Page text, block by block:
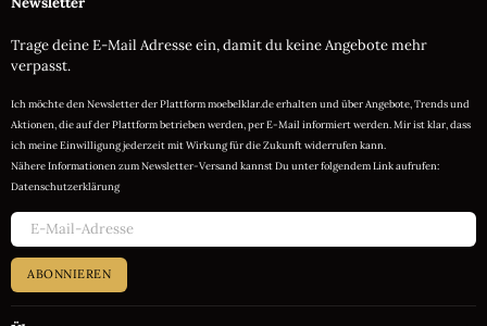
Trage deine E-Mail Adresse ein, damit du keine Angebote mehr
verpasst.
Ich möchte den Newsletter der Plattform moebelklar.de erhalten und über Angebote, Trends und
Aktionen, die auf der Plattform betrieben werden, per E-Mail informiert werden. Mir ist klar, dass
ich meine Einwilligung jederzeit mit Wirkung für die Zukunft widerrufen kann.
Nähere Informationen zum Newsletter-Versand kannst Du unter folgendem Link aufrufen:
Datenschutzerklärung
ABONNIEREN